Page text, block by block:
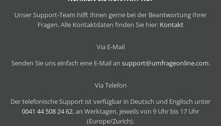
Unser Support-Team hilft Ihnen gerne bei der Beantwortung Ihrer
Fragen. Alle Kontaktdaten finden Sie hier: Kontakt
Via E-Mail
Senden Sie uns einfach eine E-Mail an support@umfrageonline.com.
Via Telefon
Der telefonische Support ist verfügbar in Deutsch und Englisch unter
0041 44 508 24 62, an Werktagen, jeweils von 9 Uhr bis 17 Uhr
(Europe/Zurich).